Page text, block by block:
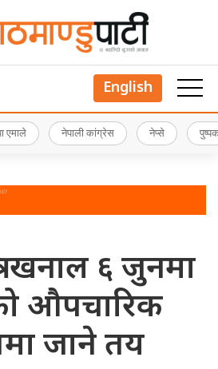
English
एमाले नेपाली कांग्रेस नेप्से
खनाल ६ जुनमा
औपचारिक
जाने तय